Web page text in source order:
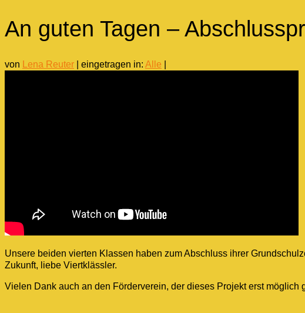
An guten Tagen –
von Lena Reuter eingetragen in: Alle
Unsere beiden vierten Klassen haben zum Abschluss ihrer
Zukunft, liebe Viertklässler.
Vielen Dank auch an den Förderverein, der dieses Projekt erst möglich